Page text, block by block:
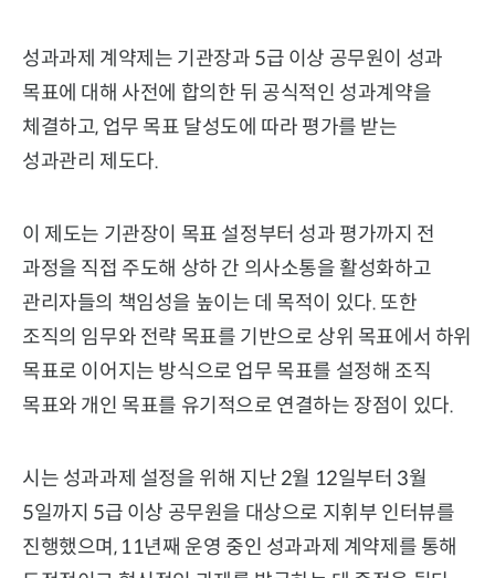
성과과제 계약제는 기관장과 5급 이상 공무원이 성과
목표에 대해 사전에 합의한 뒤 공식적인 성과계약을
체결하고, 업무 목표 달성도에 따라 평가를 받는
성과관리 제도다.
이 제도는 기관장이 목표 설정부터 성과 평가까지 전
과정을 직접 주도해 상하 간 의사소통을 활성화하고
관리자들의 책임성을 높이는 데 목적이 있다. 또한
조직의 임무와 전략 목표를 기반으로 상위 목표에서 하위
목표로 이어지는 방식으로 업무 목표를 설정해 조직
목표와 개인 목표를 유기적으로 연결하는 장점이 있다.
시는 성과과제 설정을 위해 지난 2월 12일부터 3월
5일까지 5급 이상 공무원을 대상으로 지휘부 인터뷰를
진행했으며, 11년째 운영 중인 성과과제 계약제를 통해